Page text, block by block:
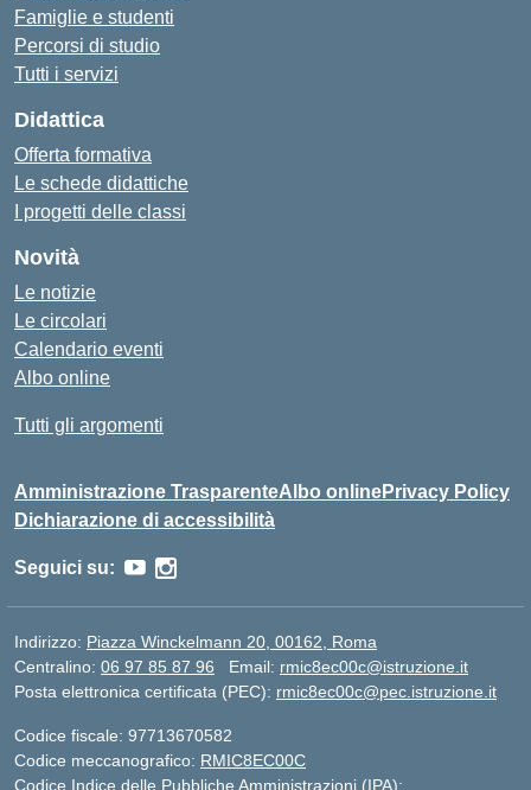
Famiglie e studenti
Percorsi di studio
Tutti i servizi
Didattica
Offerta formativa
Le schede didattiche
I progetti delle classi
Novità
Le notizie
Le circolari
Calendario eventi
Albo online
Tutti gli argomenti
Amministrazione TrasparenteAlbo onlinePrivacy Policy
Dichiarazione di accessibilità
Seguici su:
Indirizzo: Piazza Winckelmann 20, 00162, Roma
Centralino: 06 97 85 87 96 Email: rmic8ec00c@istruzione.it
Posta elettronica certificata (PEC): rmic8ec00c@pec.istruzione.it
Codice fiscale: 97713670582
Codice meccanografico: RMIC8EC00C
Codice Indice delle Pubbliche Amministrazioni (IPA):